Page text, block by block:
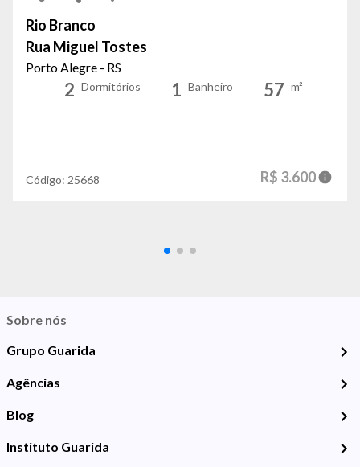
Rio Branco
Rua Miguel Tostes
Porto Alegre - RS
2 Dormitórios 1 Banheiro 57 m²
Código: 25668 R$ 3.600
Sobre nós
Grupo Guarida
Agências
Blog
Instituto Guarida